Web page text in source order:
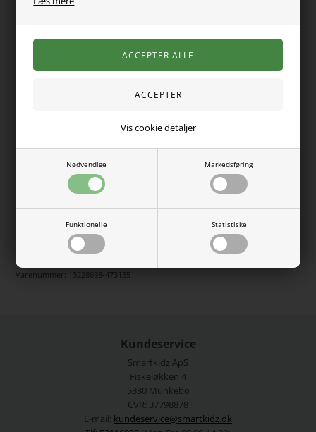
Nødvendige Markedsføring
Funktionelle Statistiske
Vis cookie detaljer
Vælg Størrelse
Virkelig cool bøllehat fra Name it i en flot farve og med elastik
50/51 = 98-104
51/52 = 110-116
52/53 = 1222-134
54/55 = 140-152
Name It
Varenummer: 13228693-4731551
Kundeservice
Smartkidz ApS
Fiskeløkken 4
5330 Munkebo
CVR: 37798878
E-mail: kundeservice@smartkidz.dk